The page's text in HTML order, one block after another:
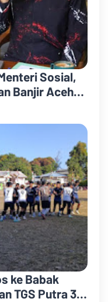
Sosial,
Banjir Aceh
ke Babak
TGS Putra 3-